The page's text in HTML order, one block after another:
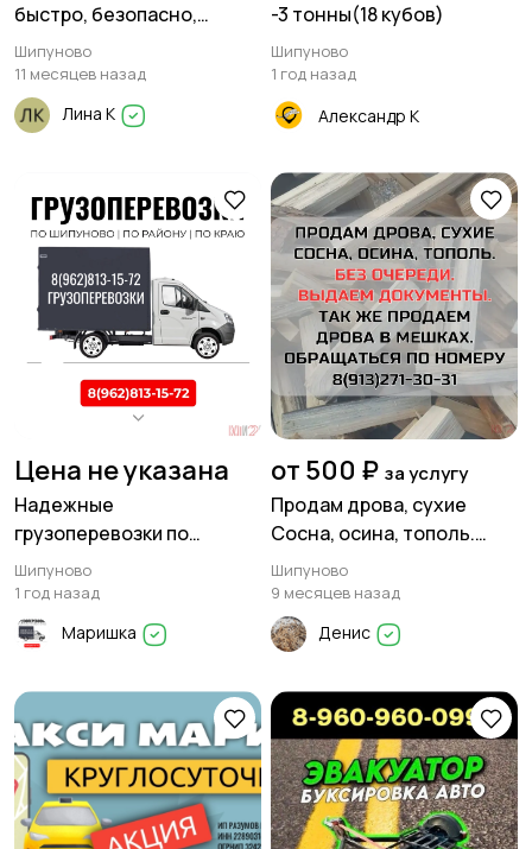
быстро, безопасно,
выгодно
Шипуново
11 месяцев назад
Лина К
-3 тонны(18 кубов)
Шипуново
1 год назад
Александр К
Цена не указана
Надежные
грузоперевозки по
Шипуново, району и краю!
Шипуново
1 год назад
Маришка
от 500 ₽ за услугу
Продам дрова, сухие
Сосна, осина, тополь.
Доставка по Шипуново и
Шипуновскому району🪵
Шипуново
9 месяцев назад
Денис